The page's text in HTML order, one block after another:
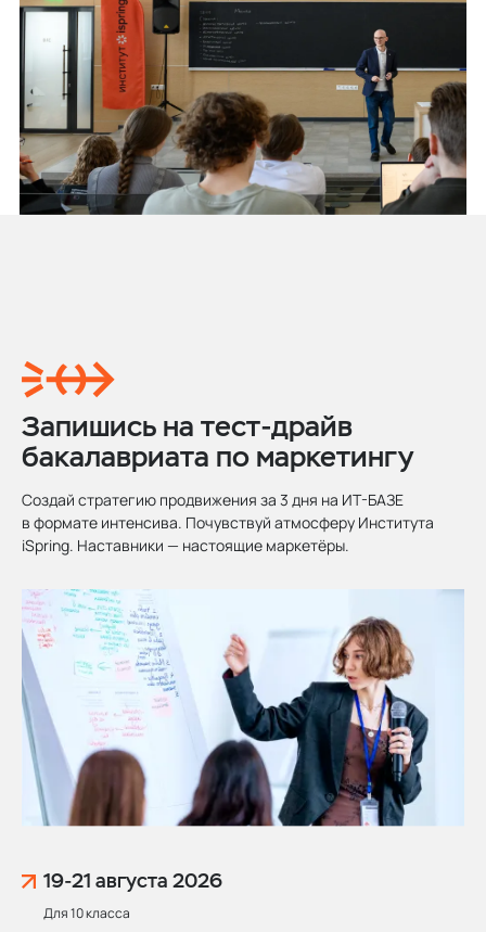
Запишись на тест-драйв
бакалавриата по маркетингу
Создай стратегию продвижения за 3 дня на ИТ-БАЗЕ
в формате интенсива. Почувствуй атмосферу Института
iSpring. Наставники — настоящие маркетёры.
19-21 августа2026
Для 10 класса